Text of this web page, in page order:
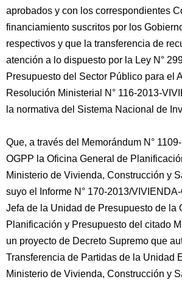
aprobados y con los correspondientes
financiamiento suscritos por los
respectivos y que la transferencia de
atención a lo dispuesto por la Ley N°
Presupuesto del Sector Público para el
Resolución Ministerial N° 116-2013-
la normativa del Sistema Nacional de
Que, a través del Memorándum N°
OGPP la Oficina General de
Ministerio de Vivienda, Construcción y
suyo el Informe N° 170-2013/
Jefa de la Unidad de Presupuesto de la
Planificación y Presupuesto del citado
un proyecto de Decreto Supremo que
Transferencia de Partidas de la Unidad
Ministerio de Vivienda, Construcción y